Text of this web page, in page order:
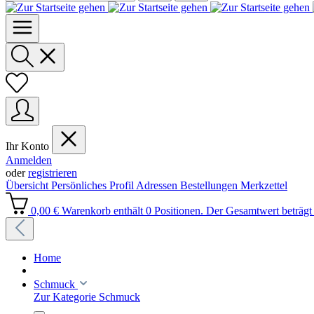
Ihr Konto
Anmelden
oderregistrieren
Übersicht Persönliches Profil Adressen Bestellungen Merkzettel
0,00 € Warenkorb enthält 0 Positionen. Der Gesamtwert
Home
Schmuck
Zur Kategorie Schmuck